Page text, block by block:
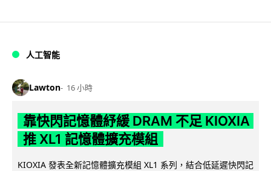
人工智能
Lawton 16 小時
靠快閃記憶體紓緩 DRAM 不足 KIOXIA
推 XL1 記憶體擴充模組
KIOXIA 發表全新記憶體擴充模組 XL1 系列，結合低延遲快閃記